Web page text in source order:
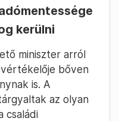
kerülni
miniszter arról
bőven
is. A
az olyan
családi